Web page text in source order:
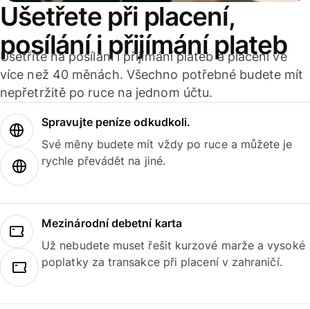
Ušetřete při placení,
posílání i přijímání plateb
Ušetříte na posílání i přijímání plateb a placení ve
více než 40 měnách. Všechno potřebné budete mít
nepřetržitě po ruce na jednom účtu.
Spravujte peníze odkudkoli.
Své měny budete mít vždy po ruce a můžete je
rychle převádět na jiné.
Mezinárodní debetní karta
Už nebudete muset řešit kurzové marže a vysoké
poplatky za transakce při placení v zahraničí.